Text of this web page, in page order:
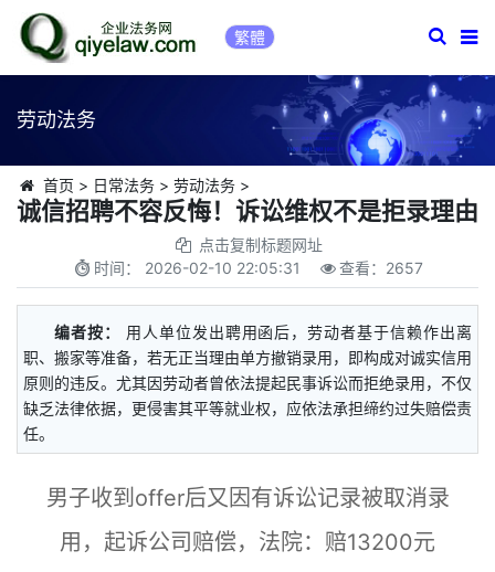
繁體
劳动法务
首页 > 日常法务> 劳动法务>
诚信招聘不容反悔！诉讼维权不是拒录理由
点击复制标题网址
时间： 2026-02-10 22:05:31 查看： 2657
编者按：
用人单位发出聘用函后，劳动者基于信赖作出离
职、搬家等准备，若无正当理由单方撤销录用，即构成对诚实信用
原则的违反。尤其因劳动者曾依法提起民事诉讼而拒绝录用，不仅
缺乏法律依据，更侵害其平等就业权，应依法承担缔约过失赔偿责
任。
男子收到offer后又因有诉讼记录被取消录
用，起诉公司赔偿，法院：赔13200元